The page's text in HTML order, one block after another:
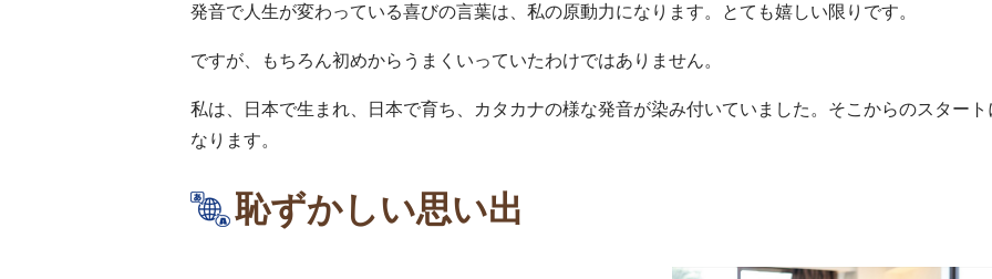
発音で人生が変わっている喜びの言葉は、私の原動力になります。とても嬉しい限りです。
ですが、もちろん初めからうまくいっていたわけではありません。
私は、日本で生まれ、日本で育ち、カタカナの様な発音が染み付いていました。そこからのスタート
なります。
恥ずかしい思い出